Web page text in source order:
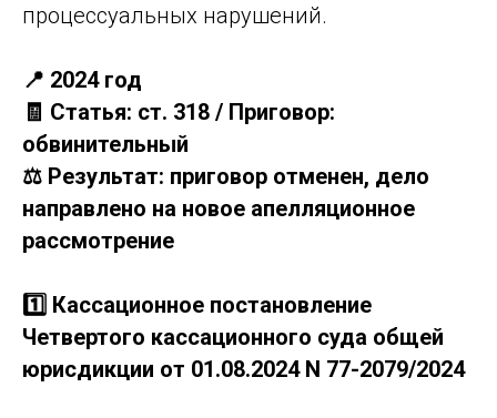
процессуальных нарушений.
📍 2024 год
🧾 Статья: ст. 318 / Приговор:
обвинительный
⚖️ Результат: приговор отменен, дело
направлено на новое апелляционное
рассмотрение
1️⃣ Кассационное постановление
Четвертого кассационного суда общей
юрисдикции от 01.08.2024 N 77-2079/2024